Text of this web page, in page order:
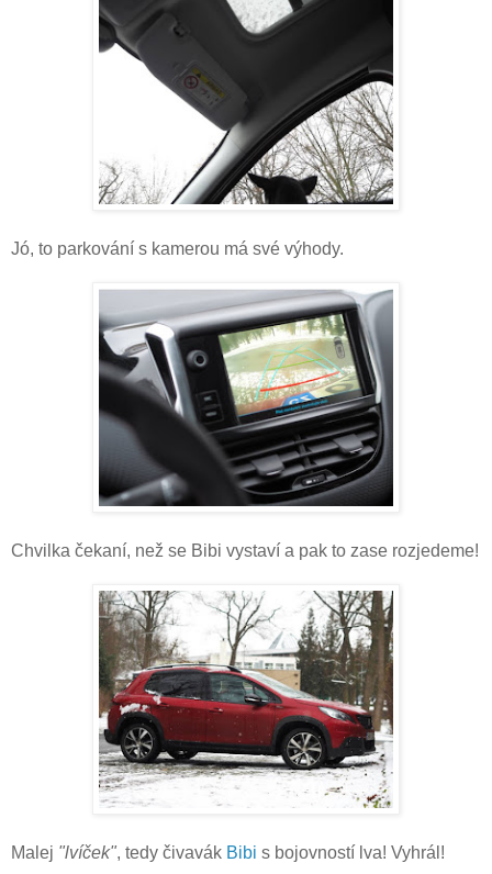
Jó, to parkování s kamerou má své výhody.
Chvilka čekaní, než se Bibi vystaví a pak to zase rozjedeme!
Malej "lvíček", tedy čivavák Bibi s bojovností lva! Vyhrál!